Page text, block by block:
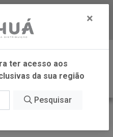
Baixe já nosso APP
0
×
ter acesso aos
da sua região
Pesquisar